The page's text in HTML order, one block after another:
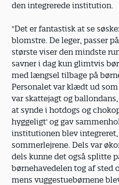
den integrerede institution.
"Det er fantastisk at se
blomstre. De leger, passer
største viser den mindste
savner i dag kun glimtvis
med længsel tilbage på
Personalet var klædt ud
var skattejagt og
at synde i hotdogs og
hyggeligt' og gav
institutionen blev
sommerlejrene. Dels var
dels kunne det også splitte
børnehavedelen tog af sted
mens vuggestuebørnene